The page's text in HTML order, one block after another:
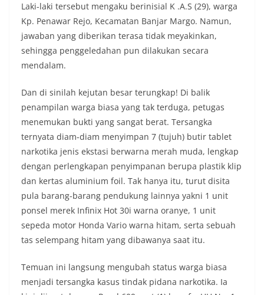
Laki-laki tersebut mengaku berinisial K .A.S (29), warga
Kp. Penawar Rejo, Kecamatan Banjar Margo. Namun,
jawaban yang diberikan terasa tidak meyakinkan,
sehingga penggeledahan pun dilakukan secara
mendalam.
Dan di sinilah kejutan besar terungkap! Di balik
penampilan warga biasa yang tak terduga, petugas
menemukan bukti yang sangat berat. Tersangka
ternyata diam-diam menyimpan 7 (tujuh) butir tablet
narkotika jenis ekstasi berwarna merah muda, lengkap
dengan perlengkapan penyimpanan berupa plastik klip
dan kertas aluminium foil. Tak hanya itu, turut disita
pula barang-barang pendukung lainnya yakni 1 unit
ponsel merek Infinix Hot 30i warna oranye, 1 unit
sepeda motor Honda Vario warna hitam, serta sebuah
tas selempang hitam yang dibawanya saat itu.
Temuan ini langsung mengubah status warga biasa
menjadi tersangka kasus tindak pidana narkotika. Ia